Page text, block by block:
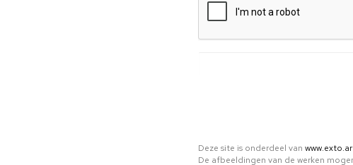
Deze site is onderdeel van
De afbeeldingen van de werken